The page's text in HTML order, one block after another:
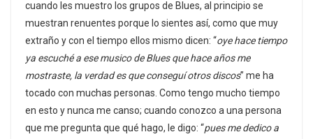
cuando les muestro los grupos de Blues, al principio se
muestran renuentes porque lo sientes así, como que muy
extraño y con el tiempo ellos mismo dicen: “oye hace tiempo
ya escuché a ese musico de Blues que hace años me
mostraste, la verdad es que conseguí otros discos” me ha
tocado con muchas personas. Como tengo mucho tiempo
en esto y nunca me canso; cuando conozco a una persona
que me pregunta que qué hago, le digo: “pues me dedico a